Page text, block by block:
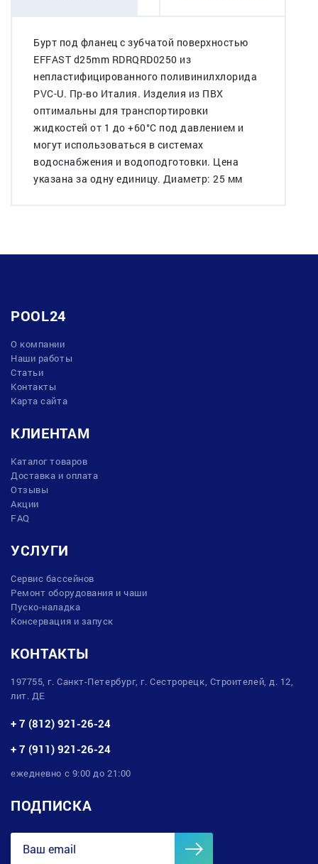
Бурт под фланец с зубчатой поверхностью
EFFAST d25mm RDRQRD0250 из
непластифицированного поливинилхлорида
PVC-U. Пр-во Италия. Изделия из ПВХ
оптимальны для транспортировки
жидкостей от 1 до +60°C под давлением и
могут использоваться в системах
водоснабжения и водоподготовки. Цена
указана за одну единицу. Диаметр: 25 мм
POOL24
О компании
Наши работы
Статьи
Контакты
Карта сайта
КЛИЕНТАМ
Каталог товаров
Доставка и оплата
Отзывы
Акции
FAQ
УСЛУГИ
Сервис бассейнов
Ремонт оборудования и чаши
Пуско-наладка
Консервация и запуск
КОНТАКТЫ
197755, г. Санкт-Петербург, г. Сестрорецк, Строителей, д. 12,
лит. ДЕ
+ 7 (812) 921-26-24
+ 7 (911) 921-26-24
ежедневно с 9:00 до 21:00
ПОДПИСКА